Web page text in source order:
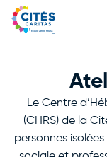
Le Centre
(CHRS) de la
personnes